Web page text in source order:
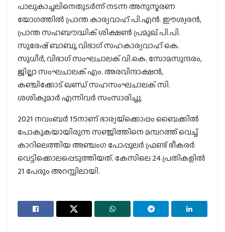
പാലുകാച്ചലിനെതുടര്‍ന്ന് നടന്ന അനുസ്മരണ
യോഗത്തില്‍ പ്രാന്ത കാര്യവാഹ് പി.എന്‍. ഈശ്വരന്‍,
പ്രാന്ത സഹബൗദ്ധിക് ശിക്ഷണ്‍ പ്രമുഖ് പി.പി.
സുരേഷ് ബാബു, വിഭാഗ് സഹകാര്യവാഹ് കെ.
സുധീര്‍, വിഭാഗ് സംഘചാലക് വി.കെ. സോമസുന്ദരം,
ജില്ലാ സംഘചാലക് എം. അരവിന്ദാക്ഷന്‍,
കഞ്ചിക്കോട് ഖണ്ഡ് സഹസംഘചാലക് സി.
ശശികുമാര്‍ എന്നിവര്‍ സംസാരിച്ചു.
2021 നവംബര്‍ 15നാണ് ഭാര്യയ്‌ക്കൊപ്പം ബൈക്കില്‍
പോകുകയായിരുന്ന സഞ്ജിത്തിനെ മമ്പറത്ത് വെച്ച്
കാറിലെത്തിയ അഞ്ചംഗ പോപ്പുലര്‍ ഫ്രണ്ട് ഭീകരര്‍
വെട്ടിക്കൊലപ്പെടുത്തിയത്. കേസിലെ 24 പ്രതികളില്‍
21 പേരും അറസ്റ്റിലായി.